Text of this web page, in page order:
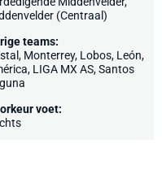
(Centraal)
teams:
Monterrey, Lobos, León,
, LIGA MX AS,Santos
voet: